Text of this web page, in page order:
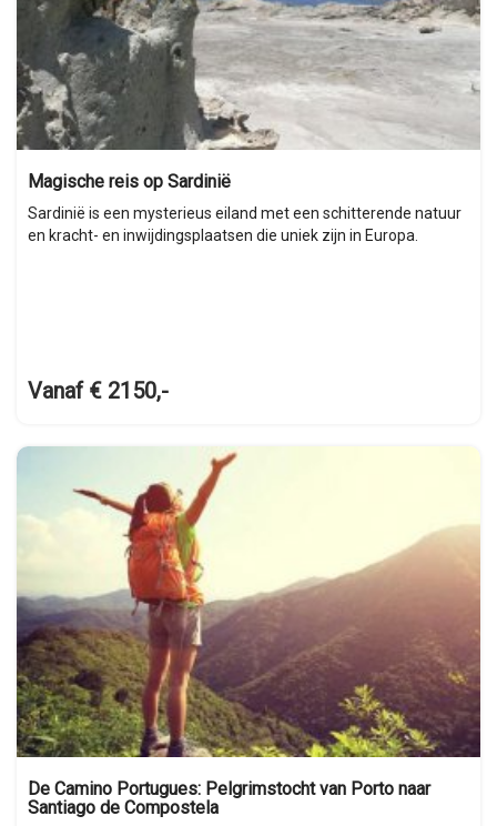
Magische reis op Sardinië
Sardinië is een mysterieus eiland met een schitterende natuur
en kracht- en inwijdingsplaatsen die uniek zijn in Europa.
Vanaf € 2150,-
De Camino Portugues: Pelgrimstocht van Porto naar
Santiago de Compostela